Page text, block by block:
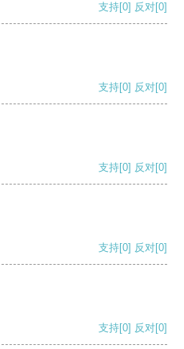
支持[0] 反对[0]
支持[0] 反对[0]
支持[0] 反对[0]
支持[0] 反对[0]
支持[0] 反对[0]